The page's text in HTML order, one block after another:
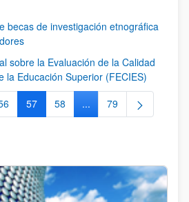
becas de investigación etnográfica
sobre la Evaluación de la Calidad
la Educación Superior (FECIES)
intermedias Use TAB para desplazarse.
PáginaPágina
57 Página
58 ...Páginas intermedias
Página
79